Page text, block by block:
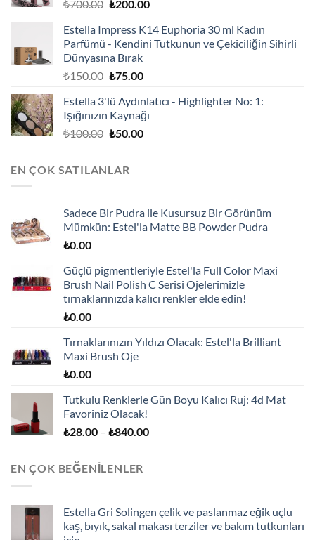
₺700.00 Orijinal
₺700.00.
₺200.00Şu
fiyat:
₺200.00.
Estella Impress K14 Euphoria 30 ml Kadın
Parfümü - Kendini Tutkunun ve Çekiciliğin Sihirli
Dünyasına Bırak
₺150.00 Orijinal
₺150.00.
₺75.00Şu
fiyat:
₺75.00.
Estella 3'lü Aydınlatıcı - Highlighter No: 1:
Işığınızın Kaynağı
₺100.00 Orijinal
₺50.00Şu
EN ÇOK SATILANLAR
Sadece Bir Pudra ile Kusursuz Bir Görünüm
Mümkün: Estel'la Matte BB Powder Pudra
₺0.00
Güçlü pigmentleriyle Estel'la Full Color Maxi
Brush Nail Polish C Serisi Ojelerimizle
tırnaklarınızda kalıcı renkler elde edin!
₺0.00
Tırnaklarınızın Yıldızı Olacak: Estel'la Brilliant
Maxi Brush Oje
₺0.00
Tutkulu Renklerle Gün Boyu Kalıcı Ruj: 4d Mat
Favoriniz Olacak!
₺28.00 – ₺840.00Fiyat
EN ÇOK BEĞENILENLER
Estella Gri Solingen çelik ve paslanmaz eğik uçlu
kaş, bıyık, sakal makası terziler ve bakım tutkunları